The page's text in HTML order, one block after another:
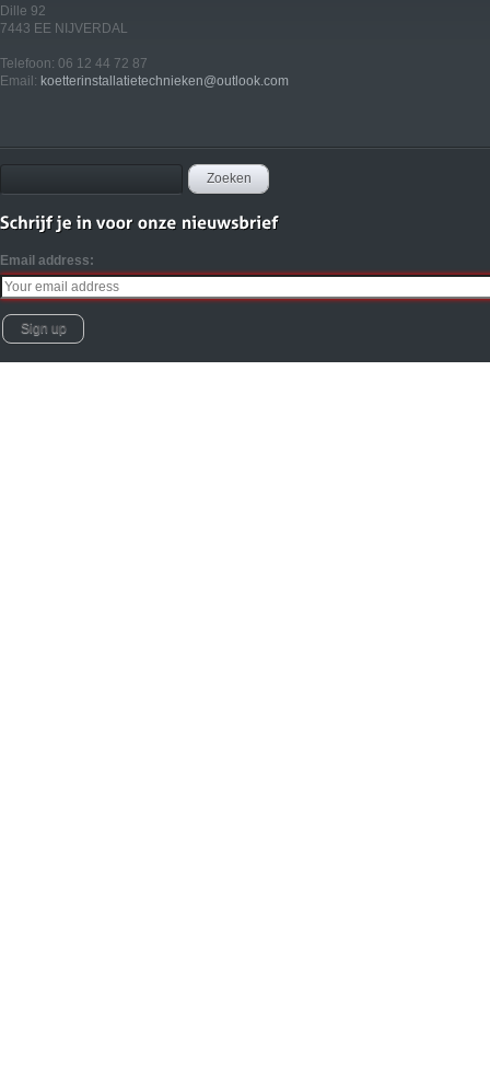
Dille 92
7443 EE NIJVERDAL
Telefoon: 06 12 44 72 87
Email: koetterinstallatietechnieken@outlook.com
Email address: